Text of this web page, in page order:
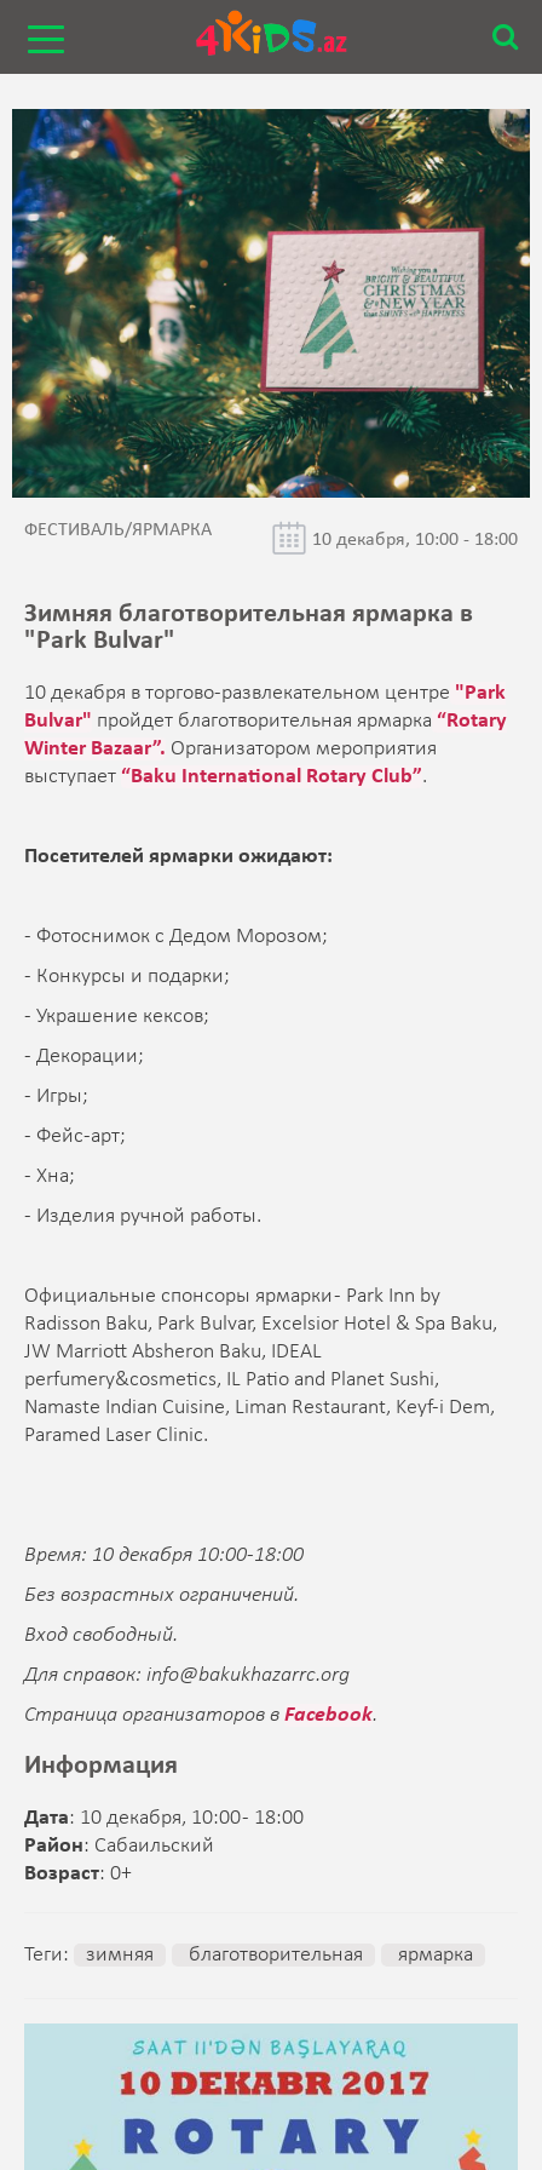
ФЕСТИВАЛЬ/ЯРМАРКА 10 декабря, 10:00 - 18:00
Зимняя благотворительная ярмарка в
"Park Bulvar"
10 декабря в торгово-развлекательном центре "Park
Bulvar" пройдет благотворительная ярмарка “Rotary
Winter Bazaar”. Организатором мероприятия
выступает “Baku International Rotary Club”.
Посетителей ярмарки ожидают:
- Фотоснимок с Дедом Морозом;
- Конкурсы и подарки;
- Украшение кексов;
- Декорации;
- Игры;
- Фейс-арт;
- Хна;
- Изделия ручной работы.
Официальные спонсоры ярмарки - Park Inn by
Radisson Baku, Park Bulvar, Excelsior Hotel & Spa Baku,
JW Marriott Absheron Baku, IDEAL
perfumery&cosmetics, IL Patio and Planet Sushi,
Namaste Indian Cuisine, Liman Restaurant, Keyf-i Dem,
Paramed Laser Clinic.
Время: 10 декабря 10:00-18:00
Без возрастных ограничений.
Вход свободный.
Для справок: info@bakukhazarrc.org
Страница организаторов в Facebook.
Информация
Дата: 10 декабря, 10:00 - 18:00
Район: Сабаильский
Возраст: 0+
Теги: зимняя благотворительная ярмарка